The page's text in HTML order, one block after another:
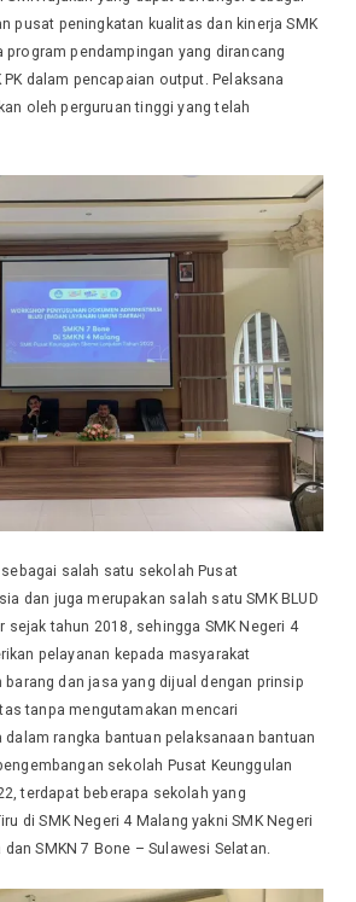
pusat peningkatan kualitas dan kinerja SMK
program pendampingan yang dirancang
dalam pencapaian output. Pelaksana
oleh perguruan tinggi yang telah
salah satu sekolah Pusat
dan juga merupakan salah satu SMK BLUD
sejak tahun 2018, sehingga SMK Negeri 4
pelayanan kepada masyarakat
barang dan jasa yang dijual dengan prinsip
tanpa mengutamakan mencari
dalam rangka bantuan pelaksanaan bantuan
sekolah Pusat Keunggulan
terdapat beberapa sekolah yang
di SMK Negeri 4 Malang yakni SMK Negeri
SMKN 7 Bone – Sulawesi Selatan.